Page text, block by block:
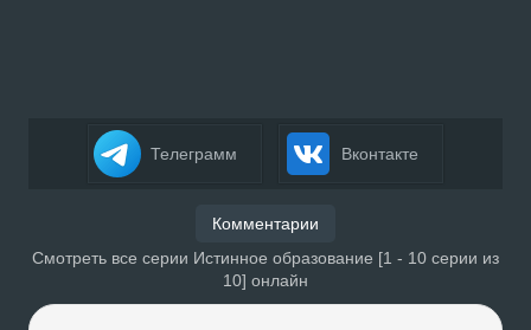
Телеграмм Вконтакте
Комментарии
Смотреть все серии Истинное образование [1 - 10 серии из
10] онлайн